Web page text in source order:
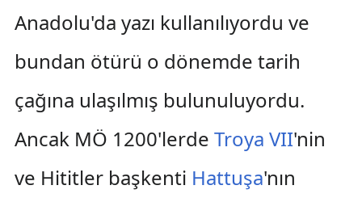
Anadolu'da yazı kullanılıyordu ve
bundan ötürü o dönemde tarih
çağına ulaşılmış bulunuluyordu.
Ancak MÖ 1200'lerde Troya VII'nin
ve Hititler başkenti Hattuşa'nın